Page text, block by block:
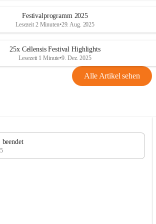
Festivalprogramm 2025
Lesezeit 2 Minuten•29. Aug. 2025
25x Cellensis Festival Highlights
Lesezeit 1 Minute•9. Dez. 2025
Alle Artikel sehen